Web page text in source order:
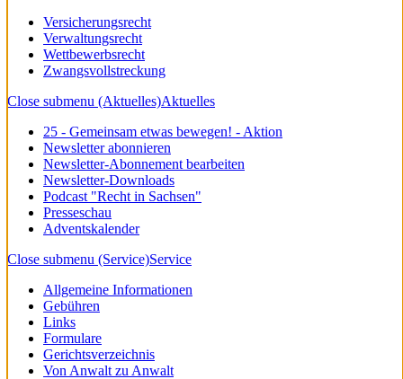
Versicherungsrecht
Verwaltungsrecht
Wettbewerbsrecht
Zwangsvollstreckung
Close submenu (Aktuelles)Aktuelles
25 - Gemeinsam etwas bewegen! - Aktion
Newsletter abonnieren
Newsletter-Abonnement bearbeiten
Newsletter-Downloads
Podcast "Recht in Sachsen"
Presseschau
Adventskalender
Close submenu (Service)Service
Allgemeine Informationen
Gebühren
Links
Formulare
Gerichtsverzeichnis
Von Anwalt zu Anwalt